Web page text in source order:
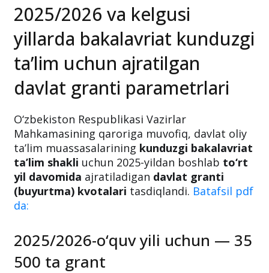
2025/2026 va kelgusi
yillarda bakalavriat kunduzgi
ta’lim uchun ajratilgan
davlat granti parametrlari
O‘zbekiston Respublikasi Vazirlar
Mahkamasining qaroriga muvofiq, davlat oliy
ta’lim muassasalarining kunduzgi bakalavriat
ta’lim shakli uchun 2025-yildan boshlab to‘rt
yil davomida ajratiladigan davlat granti
(buyurtma) kvotalari tasdiqlandi. Batafsil pdf
da:
2025/2026-o‘quv yili uchun — 35
500 ta grant